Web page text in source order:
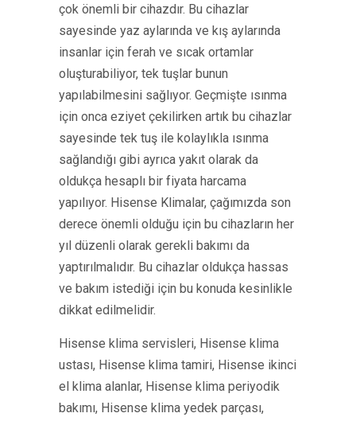
çok önemli bir cihazdır. Bu cihazlar
sayesinde yaz aylarında ve kış aylarında
insanlar için ferah ve sıcak ortamlar
oluşturabiliyor, tek tuşlar bunun
yapılabilmesini sağlıyor. Geçmişte ısınma
için onca eziyet çekilirken artık bu cihazlar
sayesinde tek tuş ile kolaylıkla ısınma
sağlandığı gibi ayrıca yakıt olarak da
oldukça hesaplı bir fiyata harcama
yapılıyor. Hisense Klimalar, çağımızda son
derece önemli olduğu için bu cihazların her
yıl düzenli olarak gerekli bakımı da
yaptırılmalıdır. Bu cihazlar oldukça hassas
ve bakım istediği için bu konuda kesinlikle
dikkat edilmelidir.
Hisense klima servisleri, Hisense klima
ustası, Hisense klima tamiri, Hisense ikinci
el klima alanlar, Hisense klima periyodik
bakımı, Hisense klima yedek parçası,